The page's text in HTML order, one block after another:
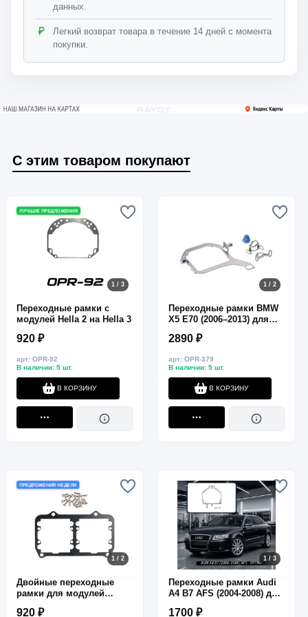
данных.
Легкий возврат товара в течение 14 дней с момента
покупки.
С этим товаром покупают
ЛУЧШИЕ ПРЕДЛОЖЕНИЯ
1 / 3
Переходные рамки с
модулей Hella 2 на Hella 3
920 ₽
арт: OPR-92
В наличии: 5 шт.
В КОРЗИНУ
1 / 2
Переходные рамки BMW
X5 E70 (2006–2013) для
2890 ₽
арт: OPR-379
В наличии: 5 шт.
В КОРЗИНУ
ПРЕДЛОЖЕНИЯ НЕДЕЛИ
1 / 2
Двойные переходные
рамки для модулей
920 ₽
1 / 3
Переходные рамки Audi
A4 B7 AFS (2004-2008) для
1700 ₽